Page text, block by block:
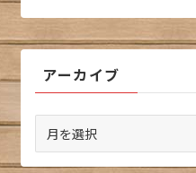
アーカイブ
ー
カ